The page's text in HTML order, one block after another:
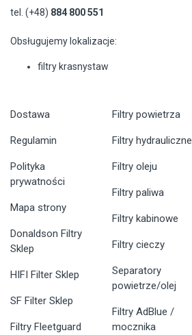
tel. (+48) 884 800 551
Obsługujemy lokalizacje:
filtry krasnystaw
Dostawa
Regulamin
Polityka
prywatności
Mapa strony
Donaldson Filtry
Sklep
HIFI Filter Sklep
SF Filter Sklep
Filtry Fleetguard
Filtry powietrza
Filtry hydrauliczne
Filtry oleju
Filtry paliwa
Filtry kabinowe
Filtry cieczy
Separatory
powietrze/olej
Filtry AdBlue /
mocznika